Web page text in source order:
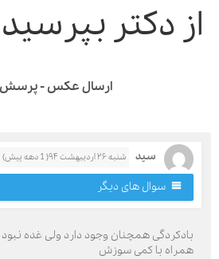
دکتر بپرسید
ارسال عکس - پرسش 7897
سید شنبه ۲۶ اردیبهشت ۹۴( 1 دهه پیش)
تعداد
سوال های دیگر
همچنان وجود دارد ولی غده نبود
با کمی سوزش